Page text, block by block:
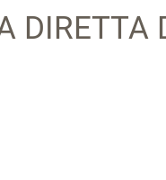
DIRETTA